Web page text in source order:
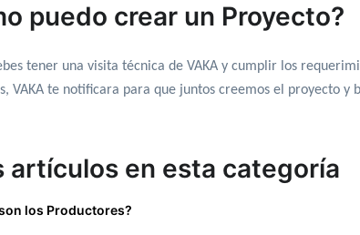
puedo crear un Proyecto?
tener una visita técnica de VAKA y cumplir los
VAKA te notificara para que juntos creemos el proyecto
artículos en esta categoría
los Productores?